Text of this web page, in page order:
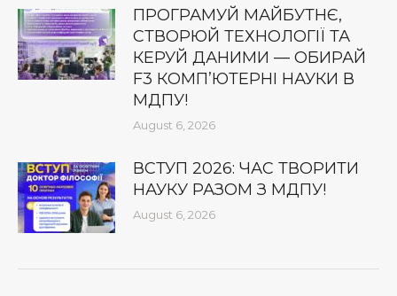
ПРОГРАМУЙ МАЙБУТНЄ,
СТВОРЮЙ ТЕХНОЛОГІЇ ТА
КЕРУЙ ДАНИМИ — ОБИРАЙ
F3 КОМП’ЮТЕРНІ НАУКИ В
МДПУ!
August 6, 2026
ВСТУП 2026: ЧАС ТВОРИТИ
НАУКУ РАЗОМ З МДПУ!
August 6, 2026